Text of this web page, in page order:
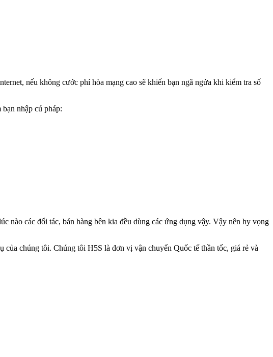
nếu không cước phí hòa mạng cao sẽ khiến bạn ngã ngửa khi kiểm tra số
nhập cú pháp:
các đối tác, bán hàng bên kia đều dùng các ứng dụng vậy. Vậy nên hy vọng
chúng tôi. Chúng tôi H5S là đơn vị vận chuyển Quốc tế thần tốc, giá rẻ và